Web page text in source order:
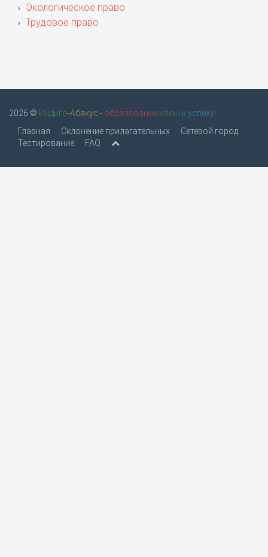
Экологическое право
Трудовое право
2026 © Индиго-Абакус - образование ключ к успеху!
Главная
Склонение прилагательных
Сетевой город
Тестирование
FAQ